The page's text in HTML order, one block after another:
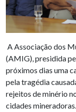
A Associação dos
(AMIG), presidida
próximos dias uma
pela tragédia
rejeitos de minério
cidades